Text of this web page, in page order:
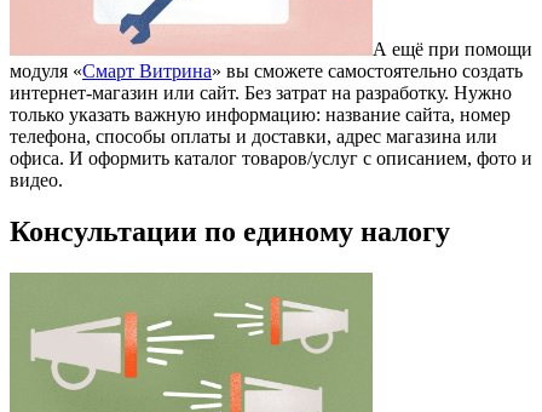
А ещё при помощи
модуля «Смарт Витрина» вы сможете самостоятельно создать
интернет-магазин или сайт. Без затрат на разработку. Нужно
только указать важную информацию: название сайта, номер
телефона, способы оплаты и доставки, адрес магазина или
офиса. И оформить каталог товаров/услуг с описанием, фото и
видео.
Консультации по единому налогу